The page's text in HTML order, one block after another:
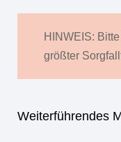
HINWEIS:
größter
Weiterführendes